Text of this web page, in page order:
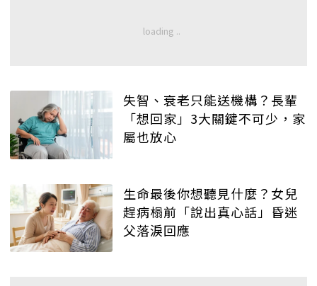
失智、衰老只能送機構？長輩
「想回家」3大關鍵不可少，家
屬也放心
生命最後你想聽見什麼？女兒
趕病榻前「說出真心話」昏迷
父落淚回應